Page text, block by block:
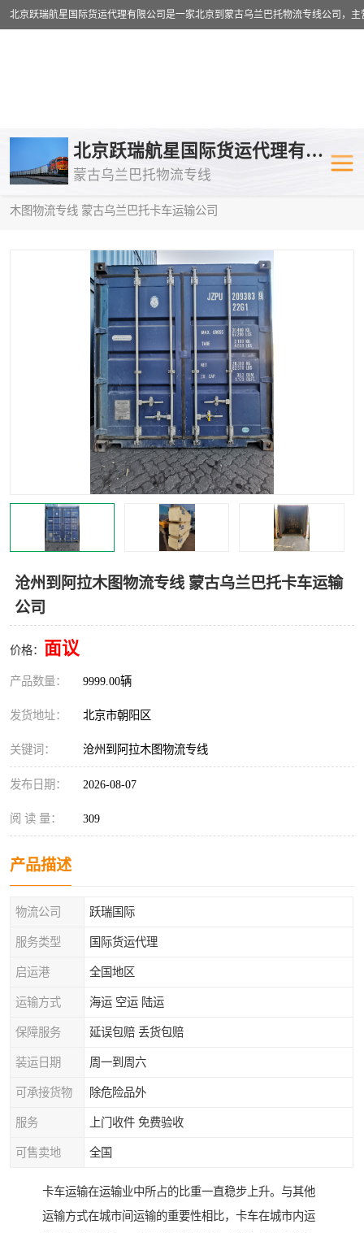
北京跃瑞航星国际货运代理有限公司
蒙古乌兰巴托物流专线
木图物流专线 蒙古乌兰巴托卡车运输公司
沧州到阿拉木图物流专线 蒙古乌兰巴托卡车运输
公司
价格： 面议
产品数量： 9999.00辆
发货地址： 北京市朝阳区
关键词： 沧州到阿拉木图物流专线
发布日期： 2026-08-07
阅 读 量： 309
产品描述
物流公司 跃瑞国际
服务类型 国际货运代理
启运港 全国地区
运输方式 海运 空运 陆运
保障服务 延误包赔 丢货包赔
装运日期 周一到周六
可承接货物 除危险品外
服务 上门收件 免费验收
可售卖地 全国
卡车运输在运输业中所占的比重一直稳步上升。与其他
运输方式在城市间运输的重要性相比，卡车在城市内运
乌兰巴托物流专线 乌兰巴托铁
乌兰巴托公路运输
中欧班列
蒙古乌兰巴托双清包税
蒙古乌兰巴托空运专线
蒙古乌兰巴托汽运专线
中亚铁路运输